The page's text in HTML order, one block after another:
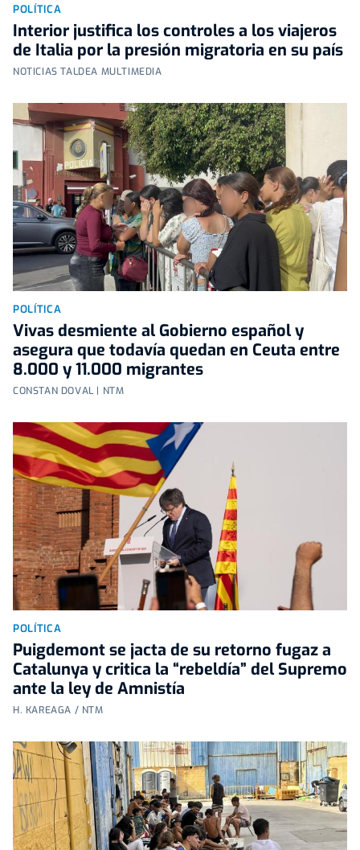
POLÍTICA
Interior justifica los controles a los viajeros
de Italia por la presión migratoria en su país
NOTICIAS TALDEA MULTIMEDIA
POLÍTICA
Vivas desmiente al Gobierno español y
asegura que todavía quedan en Ceuta entre
8.000 y 11.000 migrantes
CONSTAN DOVAL | NTM
POLÍTICA
Puigdemont se jacta de su retorno fugaz a
Catalunya y critica la “rebeldía” del Supremo
ante la ley de Amnistía
H. KAREAGA / NTM